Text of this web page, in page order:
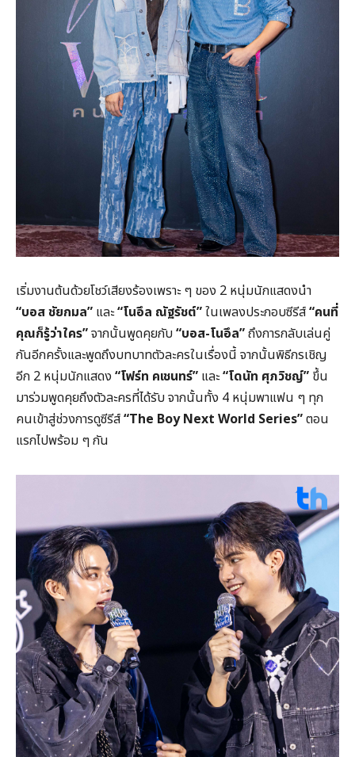
เริ่มงานต้นด้วยโชว์เสียงร้องเพราะ ๆ ของ 2 หนุ่มนักแสดงนำ
“บอส ชัยกมล” และ“โนอึล ณัฐรัชต์”ในเพลงประกอบซีรีส์“คนที่
คุณก็รู้ว่าใคร”จากนั้นพูดคุยกับ“บอส-โนอึล”ถึงการกลับเล่นคู่
กันอีกครั้งและพูดถึงบทบาทตัวละครในเรื่องนี้ จากนั้นพิธีกรเชิญ
อีก 2 หนุ่มนักแสดง “โฟร์ท คเชนทร์” และ“โดนัท ศุภวิชญ์” ขึ้น
มาร่วมพูดคุยถึงตัวละครที่ได้รับ จากนั้นทั้ง 4 หนุ่มพาแฟน ๆ ทุก
คนเข้าสู่ช่วงการดูซีรีส์“The Boy Next World Series”ตอน
แรกไปพร้อม ๆ กัน